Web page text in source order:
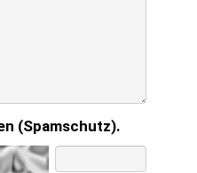
(Spamschutz).